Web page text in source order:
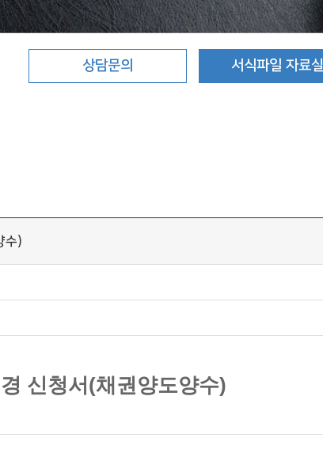
상담문의 서식파일 자료실
수)
신청서(채권양도양수)